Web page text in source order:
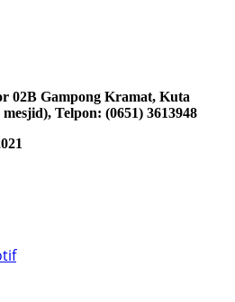
02B Gampong Kramat, Kuta
Telpon: (0651) 3613948